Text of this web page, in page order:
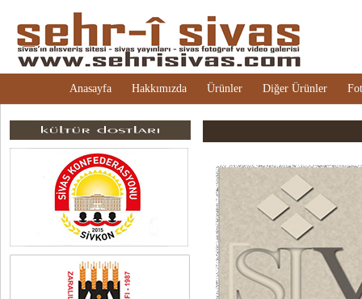
Anasayfa Hakkımızda Ürünler Diğer Ürünler